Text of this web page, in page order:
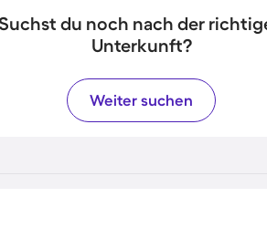
du noch nach der
Unterkunft?
Weiter suchen